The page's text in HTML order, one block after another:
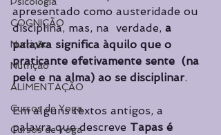
COGNIÇÃO
Nutrição
Nutrição
ALIMENTAÇÃO
Cursos de Yoga
Cursos de Yoga
apresentado como austeridade ou
disciplina, mas, na  verdade, a
palavra significa àquilo que o
praticante efetivamente sente  (na
pele e na alma) ao se disciplinar.
Em alguns textos antigos, a
palavra que descreve Tapas é